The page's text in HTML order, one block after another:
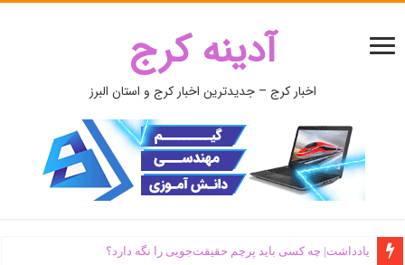
آدینه کرج
اخبار کرج – جدیدترین اخبار کرج و استان البرز
یادداشت| ‌چه کسی باید پرچم حقیقت‌جویی را نگه دارد؟